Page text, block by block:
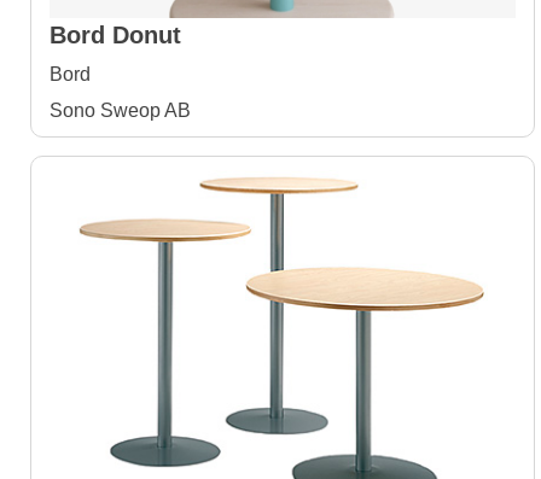
Bord Donut
Bord
Sono Sweop AB